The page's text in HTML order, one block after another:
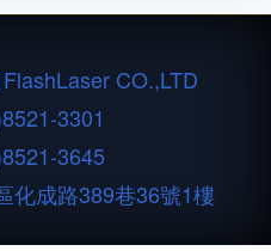
FlashLaser CO.,LTD
3301
3645
成路389巷36號1樓